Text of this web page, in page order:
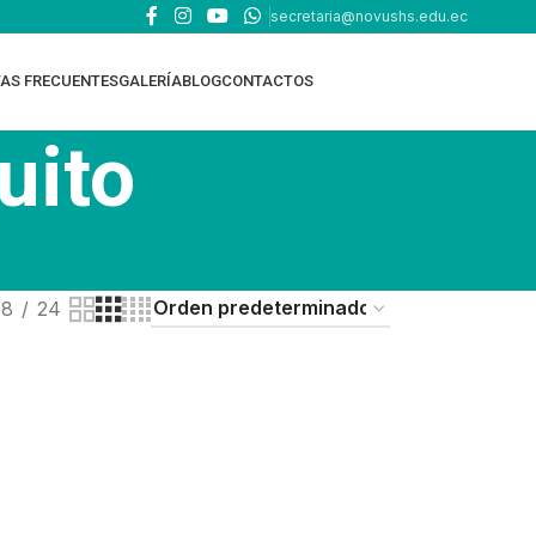
secretaria@novushs.edu.ec
FRECUENTESGALERÍABLOGCONTACTOS
24